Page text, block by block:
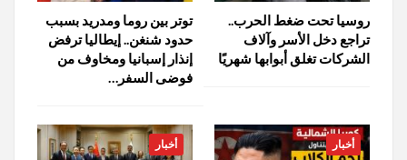
روسيا تحت ضغط الحرب..
تراجع دخل الأسر وآلاف
الشركات تغلق أبوابها شهريًا
توتر بين روما ومدريد بسبب
حدود شنغن.. إيطاليا ترفض
إنذار إسبانيا ومخاوف من
فوضى السفر…
أخبار أخبار